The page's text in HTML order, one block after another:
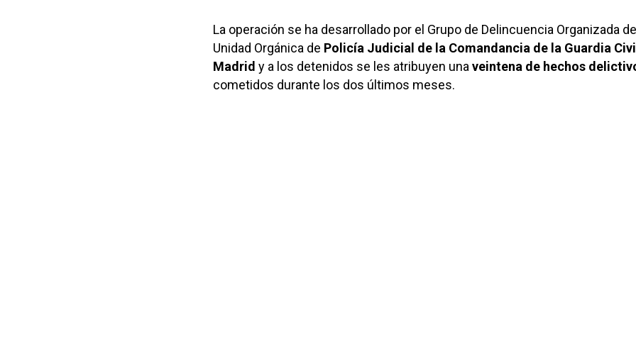
La operación se ha desarrollado por el Grupo de Delincuencia Organizada
Unidad Orgánica de Policía Judicial de la Comandancia de la Guardia
Madrid y a los detenidos se les atribuyen una veintena de hechos
cometidos durante los dos últimos meses.